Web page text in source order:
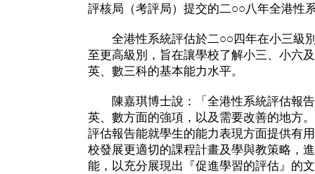
評核局（考評局）提交的二○○八年全港性
全港性系統評估於二○○四年在小三級
至更高級別，旨在讓學校了解小三、小六
英、數三科的基本能力水平。
陳嘉琪博士說：「全港性系統評估報告
英、數方面的強項，以及需要改善的地方
評估報告能就學生的能力表現方面提供有
校發展更適切的課程計畫及學與教策略，
能，以充分展現出『促進學習的評估』的